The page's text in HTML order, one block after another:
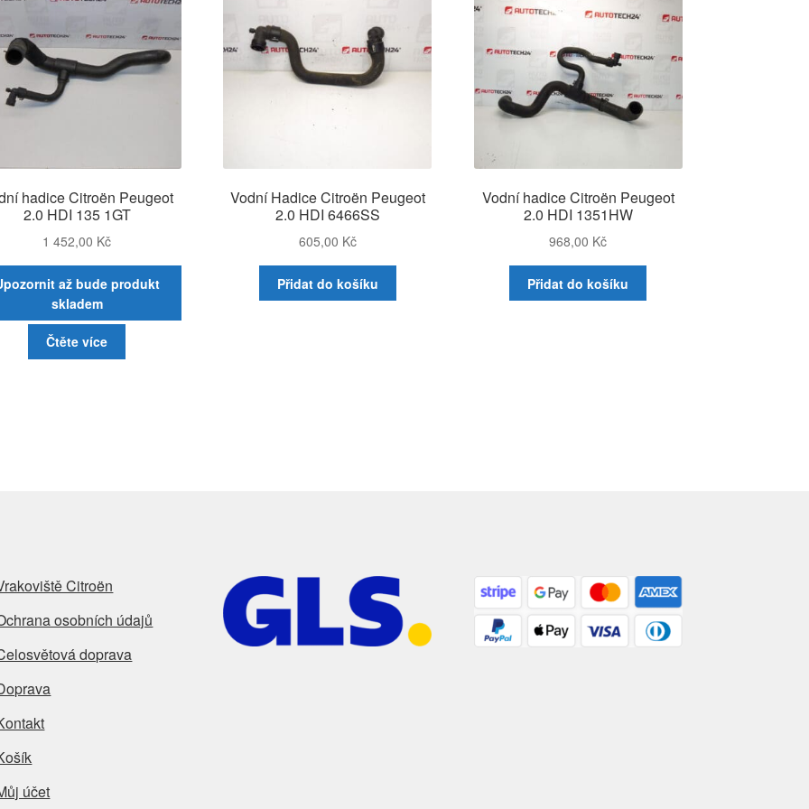
hadice Citroën Peugeot
2.0 HDI 135 1GT
1 452,00 Kč
až bude produkt
skladem
Čtěte více
Vodní Hadice Citroën Peugeot
2.0 HDI 6466SS
605,00 Kč
Přidat do košíku
Vodní hadice Citroën Peugeot
2.0 HDI 1351HW
968,00 Kč
Přidat do košíku
Citroën
osobních údajů
doprava
účet